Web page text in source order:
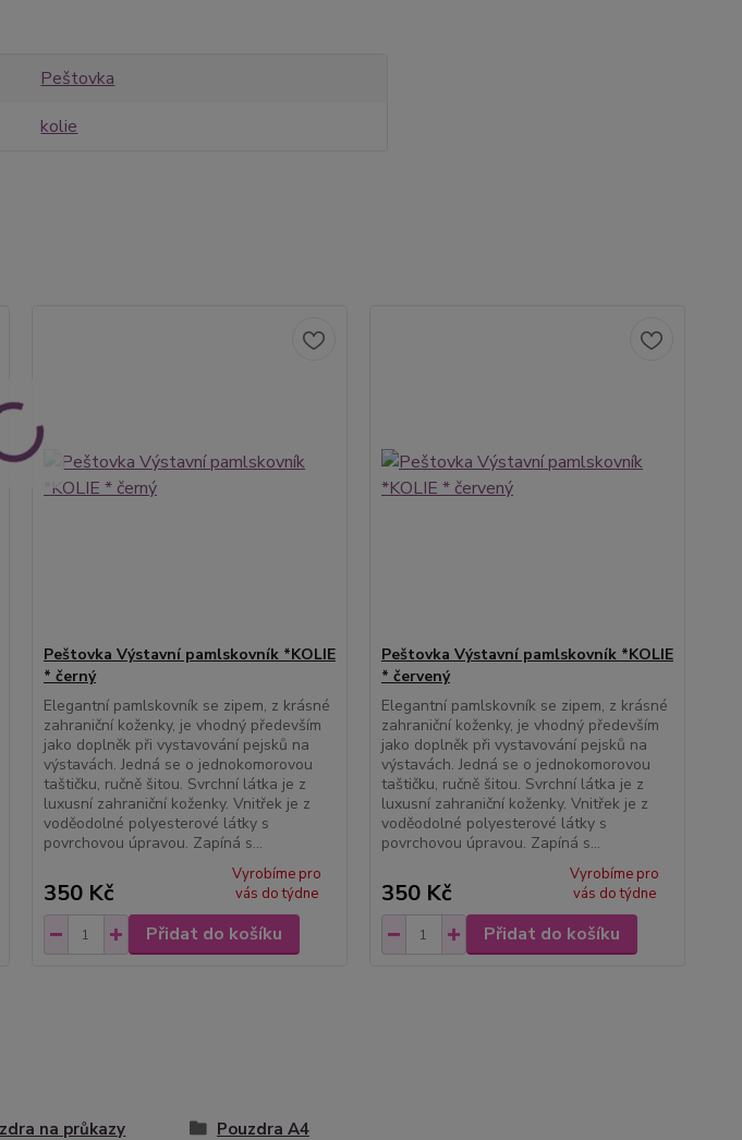
Peštovka
kolie
Peštovka Výstavní pamlskovník *KOLIE
* černý
Elegantní pamlskovník se zipem, z krásné
zahraniční koženky, je vhodný především
jako doplněk při vystavování pejsků na
výstavách. Jedná se o jednokomorovou
taštičku, ručně šitou. Svrchní látka je z
luxusní zahraniční koženky. Vnitřek je z
voděodolné polyesterové látky s
povrchovou úpravou. Zapíná s...
350 Kč
Vyrobíme pro
vás do týdne
Přidat do košíku
Peštovka Výstavní pamlskovník *KOLIE
* červený
Elegantní pamlskovník se zipem, z krásné
zahraniční koženky, je vhodný především
jako doplněk při vystavování pejsků na
výstavách. Jedná se o jednokomorovou
taštičku, ručně šitou. Svrchní látka je z
luxusní zahraniční koženky. Vnitřek je z
voděodolné polyesterové látky s
povrchovou úpravou. Zapíná s...
350 Kč
Vyrobíme pro
vás do týdne
Přidat do košíku
na průkazy Pouzdra A4